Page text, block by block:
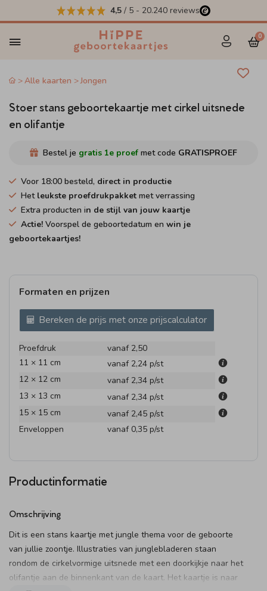
4,5 / 5 - 20.240 reviews
0
Alle kaarten Jongen
Stoer stans geboortekaartje met cirkel uitsnede
en olifantje
Bestel je gratis 1e proef met code GRATISPROEF
Voor 18:00 besteld, direct in productie
Het leukste proefdrukpakket met verrassing
Extra producten in de stijl van jouw kaartje
Actie! Voorspel de geboortedatum en win je
geboortekaartjes!
Formaten en prijzen
Bereken de prijs met onze prijscalculator
Proefdruk
vanaf 2,50
11 × 11 cm
vanaf 2,24 p/st
12 × 12 cm
vanaf 2,34 p/st
13 × 13 cm
vanaf 2,34 p/st
15 × 15 cm
vanaf 2,45 p/st
Enveloppen
vanaf 0,35 p/st
Productinformatie
Omschrijving
Dit is een stans kaartje met jungle thema voor de geboorte
van jullie zoontje. Illustraties van junglebladeren staan
rondom de cirkelvormige uitsnede met een doorkijkje naar het
olifantje aan de binnenkant van de kaart. Het kaartje is naar